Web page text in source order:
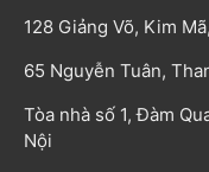
128 Giảng Võ, Kim
65 Nguyễn Tuân,
Tòa nhà số 1, Đàm
Nội